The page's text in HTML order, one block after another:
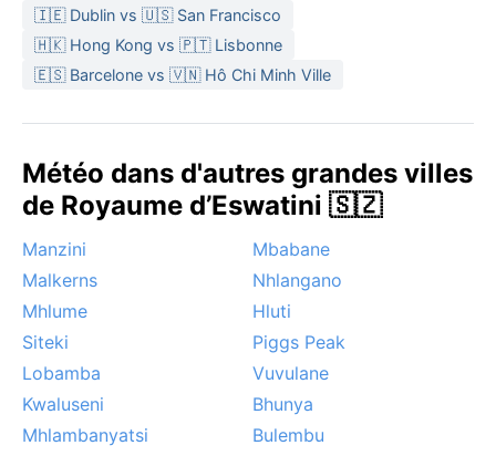
🇮🇪 Dublin vs 🇺🇸 San Francisco
🇭🇰 Hong Kong vs 🇵🇹 Lisbonne
🇪🇸 Barcelone vs 🇻🇳 Hô Chi Minh Ville
Météo dans d'autres grandes villes
de Royaume d’Eswatini 🇸🇿
Manzini
Mbabane
Malkerns
Nhlangano
Mhlume
Hluti
Siteki
Piggs Peak
Lobamba
Vuvulane
Kwaluseni
Bhunya
Mhlambanyatsi
Bulembu